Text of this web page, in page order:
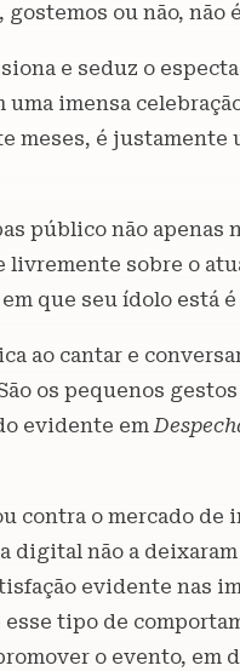
ou não, não
e seduz o
imensa
meses, é
público não apenas
sobre o
que seu ídolo está
ao cantar e
os pequenos
evidente em
contra o mercado de
digital não a
evidente nas
tipo de
o evento,